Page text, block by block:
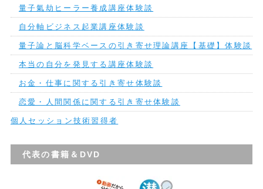
量子氣劫ヒーラー養成講座体験談
自分軸ビジネス起業講座体験談
量子論と脳科学ベースの引き寄せ理論講座【基礎】体験談
本当の自分を発見する講座体験談
お金・仕事に関する引き寄せ体験談
恋愛・人間関係に関する引き寄せ体験談
個人セッション技術習得者
代表の書籍＆DVD